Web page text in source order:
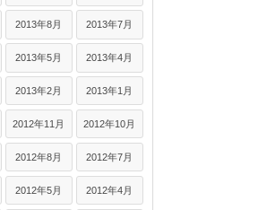
2013年8月 2013年7月
2013年5月 2013年4月
2013年2月 2013年1月
2012年11月 2012年10月
2012年8月 2012年7月
2012年5月 2012年4月